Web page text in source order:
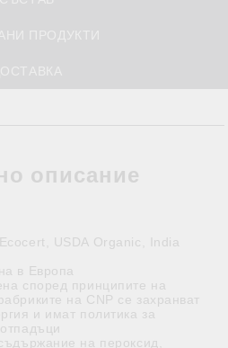
описание
USDA Organic, India
в Европа
според принципите на
на CNP се захранват
и имат политика за
на пероксид,